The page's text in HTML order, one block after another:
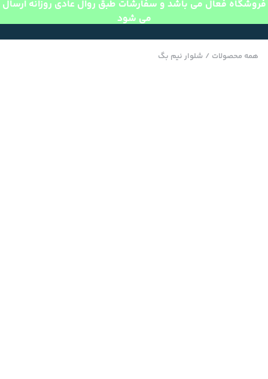
فروشگاه فعال می باشد و سفارشات طبق روال عادی روزانه ارسال
می شود
همه محصولات / شلوار نیم بگ